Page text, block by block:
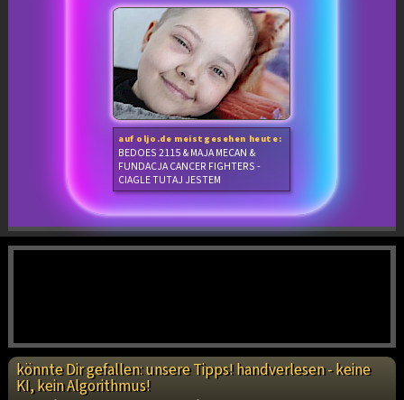
auf oljo.de meistgesehen heute:
BEDOES 2115 & MAJA MECAN &
FUNDACJA CANCER FIGHTERS -
CIAGLE TUTAJ JESTEM
könnte Dir gefallen: unsere Tipps! handverlesen - keine
KI, kein Algorithmus!